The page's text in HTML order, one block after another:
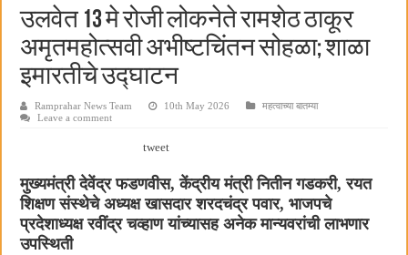
आमदार प्रशांत ठाकूर यांच्या उपस्थितीत विद्यार्थ्यांना रेनकोट, शिक्षकांना छत्री वाटप
लोकनेते रामशेठ ठाकूर समाजसेवेतील हिरा -आमदार रविशेठ पाटील
समाजप्रिय नेतृत्व आमदार प्रशांत ठाकूर यांच्या वाढदिवसानिमित्त राज्यभरातून शुभेच्छांचा वर्षाव
सर्वात मोठ्या दिवाळी अंक स्पर्धेचा निकाल जाहीर
जनार्दन भगत शिक्षण प्रसारक संस्थेच्या मुख्य प्रशासकीय कार्यालयासह भव्य मूट कोर्टचे बुधवारी
पालेखुर्द येथील जि.प. शाळेच्या नूतन इमारतीचे लोकनेते रामशेठ ठाकूर यांच्या उद्घाटन
हर घर तिरंगा अभियानासंदर्भात पनवेलमध्ये बैठक
उलवेत 13 मे रोजी लोकनेते रामशेठ ठाकूर
अमृतमहोत्सवी अभीष्टचिंतन सोहळा; शाळा
इमारतीचे उद्घाटन
Ramprahar News Team 10th May 2026
महत्वाच्या बातम्या
Leave a comment
tweet
मुख्यमंत्री देवेंद्र फडणवीस, केंद्रीय मंत्री नितीन गडकरी, रयत
शिक्षण संस्थेचे अध्यक्ष खासदार शरदचंद्र पवार, भाजपचे
प्रदेशाध्यक्ष रवींद्र चव्हाण यांच्यासह अनेक मान्यवरांची लाभणार
उपस्थिती